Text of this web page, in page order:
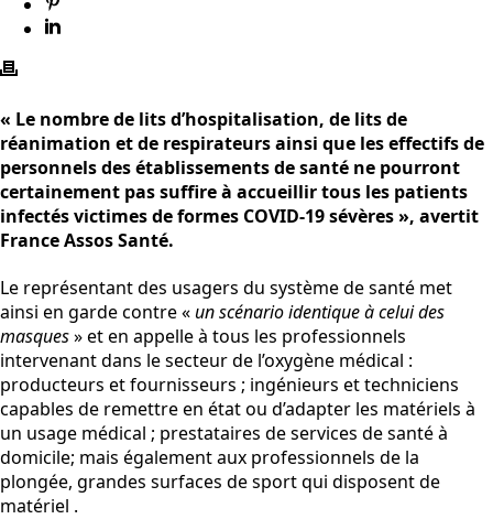
« Le nombre de lits d’hospitalisation, de lits de
réanimation et de respirateurs ainsi que les effectifs de
personnels des établissements de santé ne pourront
certainement pas suffire à accueillir tous les patients
infectés victimes de formes COVID-19 sévères », avertit
France Assos Santé.
Le représentant des usagers du système de santé met
ainsi en garde contre «un scénario identique à celui des
masques» et en appelle à tous les professionnels
intervenant dans le secteur de l’oxygène médical :
producteurs et fournisseurs ; ingénieurs et techniciens
capables de remettre en état ou d’adapter les matériels à
un usage médical ; prestataires de services de santé à
domicile; mais également aux professionnels de la
plongée, grandes surfaces de sport qui disposent de
matériel .